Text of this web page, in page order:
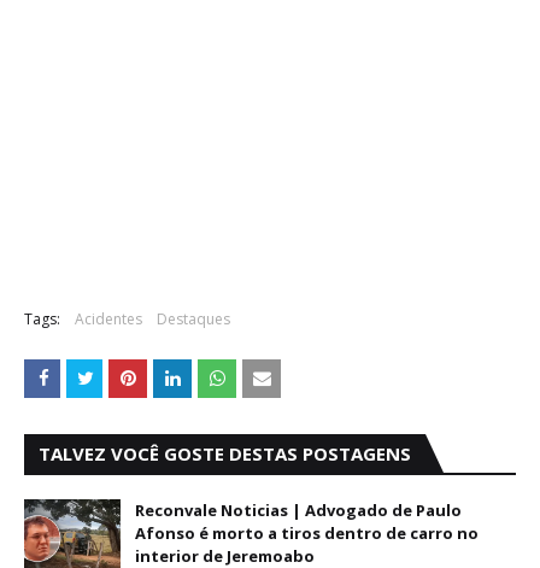
Tags: Acidentes Destaques
TALVEZ VOCÊ GOSTE DESTAS POSTAGENS
Reconvale Noticias | Advogado de Paulo
Afonso é morto a tiros dentro de carro no
interior de Jeremoabo